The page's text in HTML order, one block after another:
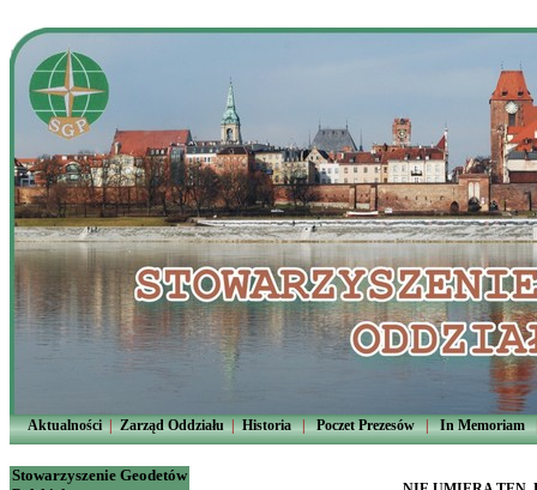
Aktualności|Zarząd Oddziału|Historia | Poczet Prezesów | In Memoriam
Stowarzyszenie Geodetów